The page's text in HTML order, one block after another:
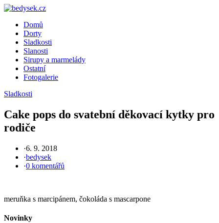
Skip
contentDomů
Dorty
Sladkosti
Slanosti
Sirupy a marmelády
Ostatní
Fotogalerie
Sladkosti
Cake pops do svatební děkovací kytky pro
rodiče
·6. 9. 2018
·bedysek
·0 komentářů
meruňka s marcipánem, čokoláda s mascarpone
Novinky